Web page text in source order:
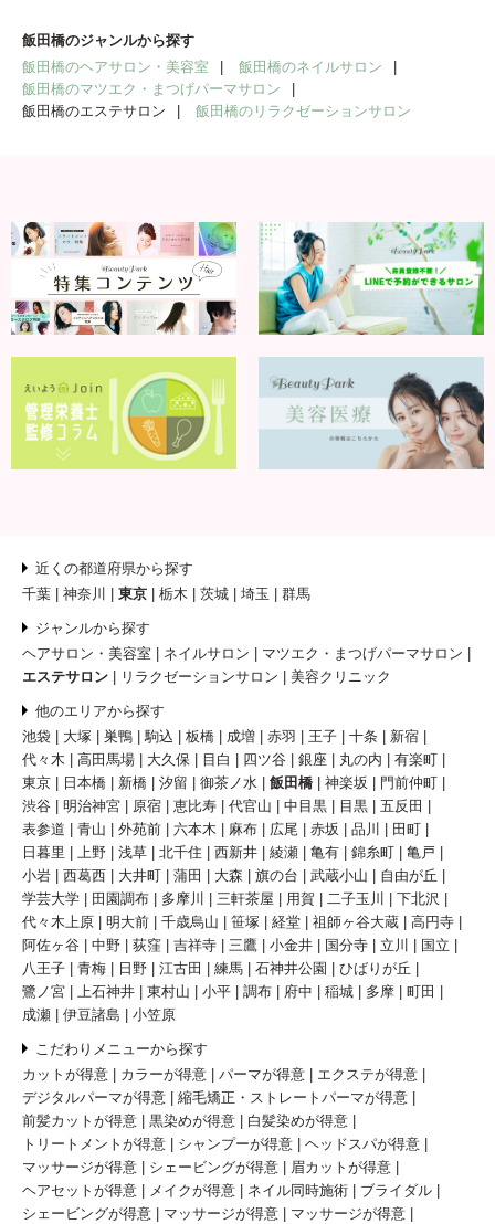
飯田橋のジャンルから探す
飯田橋のヘアサロン・美容室
飯田橋のネイルサロン
飯田橋のマツエク・まつげパーマサロン
飯田橋のエステサロン
飯田橋のリラクゼーションサロン
近くの都道府県から探す
千葉
神奈川 東京 栃木 茨城 埼玉 群馬
ジャンルから探す
ヘアサロン・美容室
ネイルサロン
マツエク・まつげパーマサロン
エステサロン
リラクゼーションサロン 美容クリニック
他のエリアから探す
池袋
大塚 巣鴨 駒込 板橋 成増 赤羽 王子 十条
新宿
代々木
高田馬場 大久保 目白 四ツ谷 銀座 丸の内
有楽町
東京
日本橋 新橋 汐留 御茶ノ水 飯田橋 神楽坂
門前仲町
渋谷
明治神宮 原宿 恵比寿 代官山 中目黒 目黒
五反田
表参道
青山 外苑前 六本木 麻布 広尾 赤坂 品川
田町
日暮里
上野 浅草 北千住 西新井 綾瀬 亀有 錦糸町
亀戸
小岩
西葛西 大井町 蒲田 大森 旗の台 武蔵小山
自由が丘
学芸大学
田園調布 多摩川 三軒茶屋 用賀 二子玉川
下北沢
代々木上原
明大前 千歳烏山 笹塚 経堂 祖師ヶ谷大蔵
高円寺
阿佐ヶ谷
中野 荻窪 吉祥寺 三鷹 小金井 国分寺 立川
国立
八王子
青梅 日野 江古田 練馬 石神井公園
ひばりが丘
鷺ノ宮
上石神井 東村山 小平 調布 府中 稲城 多摩
町田
成瀬
伊豆諸島 小笠原
こだわりメニューから探す
カットが得意
カラーが得意 パーマが得意
エクステが得意
デジタルパーマが得意
縮毛矯正・ストレートパーマが得意
前髪カットが得意
黒染めが得意
白髪染めが得意
トリートメントが得意
シャンプーが得意
ヘッドスパが得意
マッサージが得意
シェービングが得意
眉カットが得意
ヘアセットが得意
メイクが得意 ネイル同時施術
ブライダル
シェービングが得意
マッサージが得意
マッサージが得意